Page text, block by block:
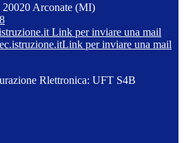
20020 Arconate (MI)
Link per inviare una mail
Link per inviare una mail
Rlettronica: UFT S4B